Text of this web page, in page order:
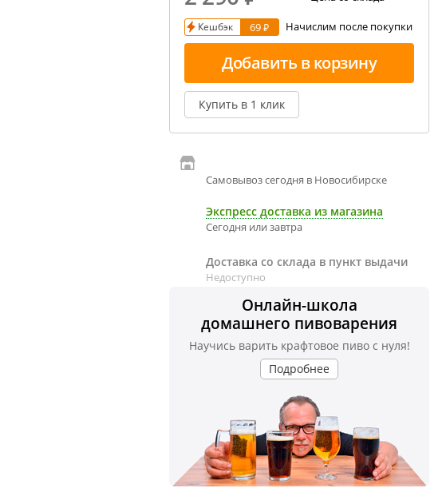
Разбавление и испарение сусла
Содержание алкоголя в пиве
Кешбэк 69 ₽ Начислим после покупки
Добавить в корзину
Купить в 1 клик
Самовывоз сегодня в Новосибирске
Экспресс доставка из магазина
Сегодня или завтра
Доставка со склада в пункт выдачи
Недоступно
Онлайн-школа
домашнего пивоварения
Научись варить крафтовое пиво с нуля!
Подробнее